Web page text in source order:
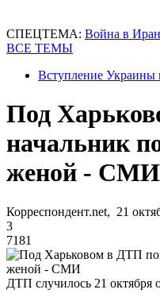
СПЕЦТЕМА: Война в
ВСЕ ТЕМЫ
Вступление Украины
Под
начальник
женой - СМИ
Корреспондент.net, 21
3
7181
ДТП случилось 21 октября